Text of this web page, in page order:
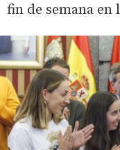
fin de semana